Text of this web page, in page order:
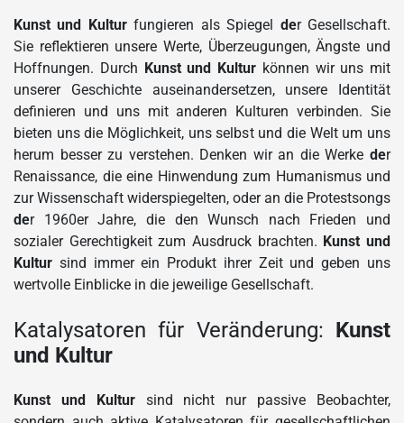
Kunst und Kulturfungieren als Spiegel der Gesellschaft.
Sie reflektieren unsere Werte, Überzeugungen, Ängste und
Hoffnungen. Durch Kunst und Kultur können wir uns mit
unserer Geschichte auseinandersetzen, unsere Identität
definieren und uns mit anderen Kulturen verbinden. Sie
bieten uns die Möglichkeit, uns selbst und die Welt um uns
herum besser zu verstehen. Denken wir an die Werke der
Renaissance, die eine Hinwendung zum Humanismus und
zur Wissenschaft widerspiegelten, oder an die Protestsongs
der 1960er Jahre, die den Wunsch nach Frieden und
sozialer Gerechtigkeit zum Ausdruck brachten. Kunst und
Kultur sind immer ein Produkt ihrer Zeit und geben uns
wertvolle Einblicke in die jeweilige Gesellschaft.
Katalysatoren für Veränderung: Kunst
und Kultur
Kunst und Kultursind nicht nur passive Beobachter,